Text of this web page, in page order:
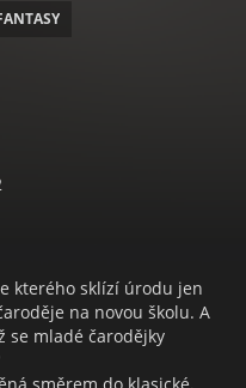
kterého sklízí úrodu jen
na novou školu. A
se mladé čarodějky